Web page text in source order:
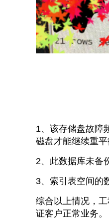
1、该存储盘故障
磁盘才能继续重平
2、此数据库未备
3、索引表空间的
综合以上情况，
证客户正常业务。